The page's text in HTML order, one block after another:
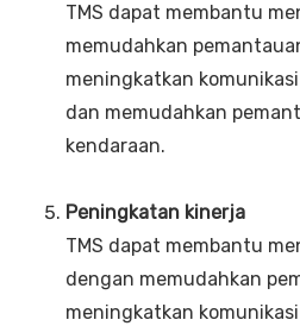
TMS dapat membantu
memudahkan
meningkatkan
dan memudahkan
kendaraan.
Peningkatan kinerja
TMS dapat membantu
dengan memudahkan
meningkatkan